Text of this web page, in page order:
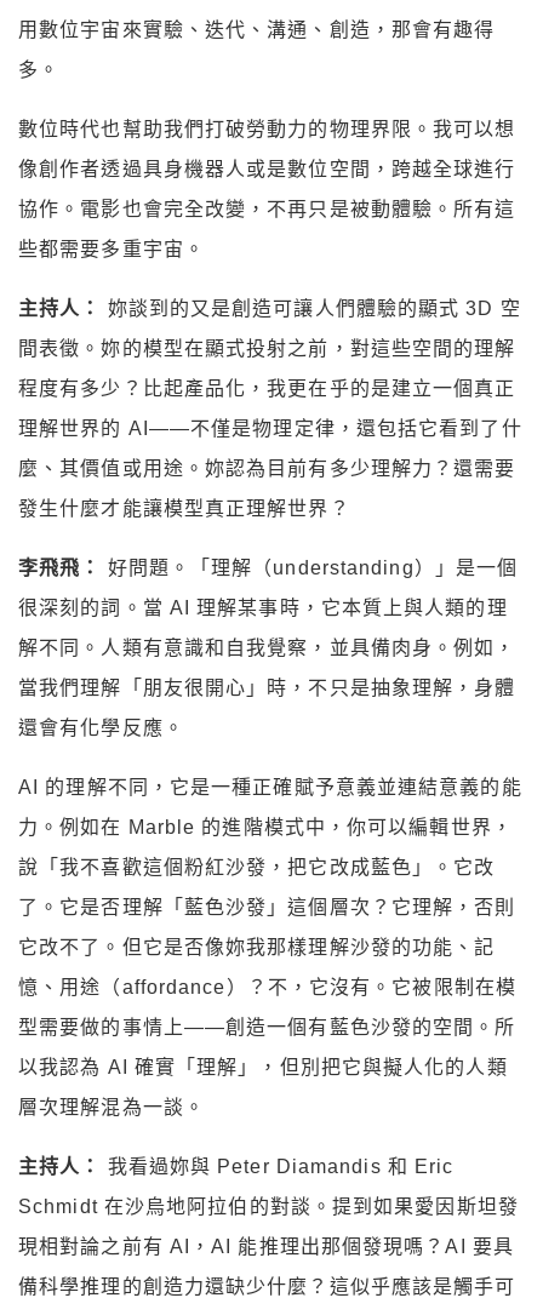
用數位宇宙來實驗、迭代、溝通、創造，那會有趣得
多。
數位時代也幫助我們打破勞動力的物理界限。我可以想
像創作者透過具身機器人或是數位空間，跨越全球進行
協作。電影也會完全改變，不再只是被動體驗。所有這
些都需要多重宇宙。
主持人：
妳談到的又是創造可讓人們體驗的顯式 3D 空
間表徵。妳的模型在顯式投射之前，對這些空間的理解
程度有多少？比起產品化，我更在乎的是建立一個真正
理解世界的 AI——不僅是物理定律，還包括它看到了什
麼、其價值或用途。妳認為目前有多少理解力？還需要
發生什麼才能讓模型真正理解世界？
李飛飛：
好問題。「理解（understanding）」是一個
很深刻的詞。當 AI 理解某事時，它本質上與人類的理
解不同。人類有意識和自我覺察，並具備肉身。例如，
當我們理解「朋友很開心」時，不只是抽象理解，身體
還會有化學反應。
AI 的理解不同，它是一種正確賦予意義並連結意義的能
力。例如在 Marble 的進階模式中，你可以編輯世界，
說「我不喜歡這個粉紅沙發，把它改成藍色」。它改
了。它是否理解「藍色沙發」這個層次？它理解，否則
它改不了。但它是否像妳我那樣理解沙發的功能、記
憶、用途（affordance）？不，它沒有。它被限制在模
型需要做的事情上——創造一個有藍色沙發的空間。所
以我認為 AI 確實「理解」，但別把它與擬人化的人類
層次理解混為一談。
主持人：
我看過妳與 Peter Diamandis 和 Eric
Schmidt 在沙烏地阿拉伯的對談。提到如果愛因斯坦發
現相對論之前有 AI，AI 能推理出那個發現嗎？AI 要具
備科學推理的創造力還缺少什麼？這似乎應該是觸手可